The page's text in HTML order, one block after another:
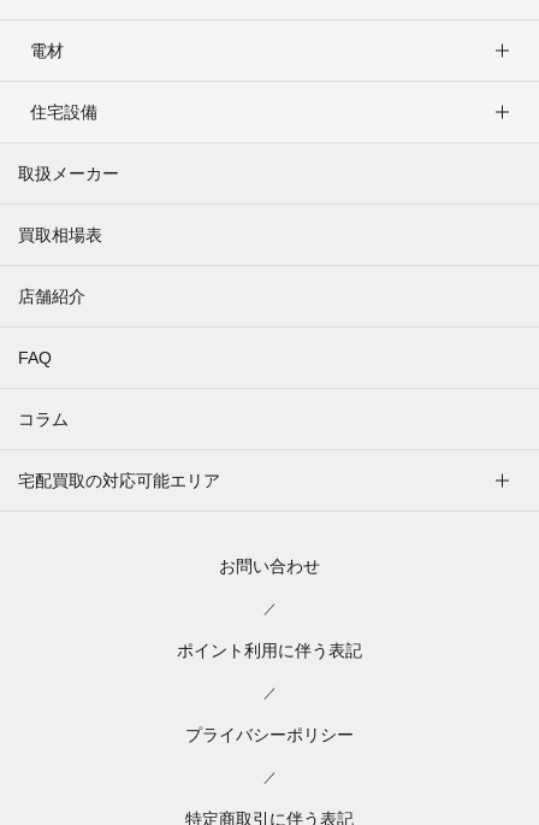
電材
住宅設備
取扱メーカー
買取相場表
店舗紹介
FAQ
コラム
宅配買取の対応可能エリア
お問い合わせ
／
ポイント利用に伴う表記
／
プライバシーポリシー
／
特定商取引に伴う表記